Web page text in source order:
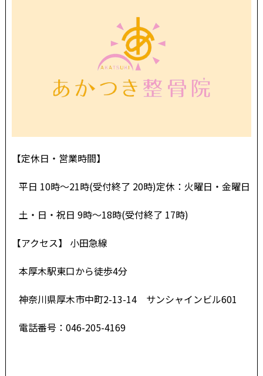
【定休日・営業時間】
平日 10時～21時(受付終了 20時)定休：火曜日・金曜日
土・日・祝日 9時～18時(受付終了 17時)
【アクセス】 小田急線
本厚木駅東口から徒歩4分
神奈川県厚木市中町2-13-14 サンシャインビル601
電話番号：046-205-4169